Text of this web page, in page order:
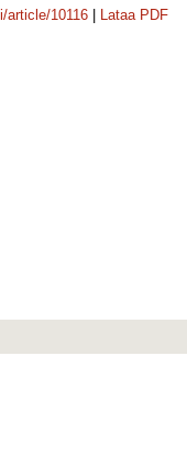
article/10116 Lataa PDF